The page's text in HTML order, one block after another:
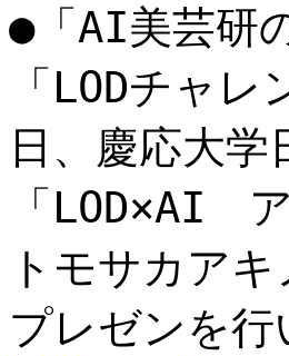
●「AI美芸研
「LODチャ
日、慶応大
「LOD×AI
トモサカア
プレゼンを行